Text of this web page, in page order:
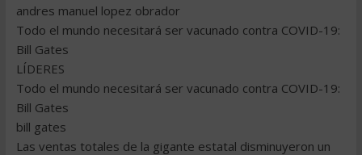
andres manuel lopez obrador
Todo el mundo necesitará ser vacunado contra COVID-19:
Bill Gates
LÍDERES
Todo el mundo necesitará ser vacunado contra COVID-19:
Bill Gates
bill gates
Las ventas totales de la gigante estatal disminuyeron un